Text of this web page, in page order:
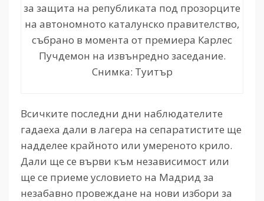
за защита на републиката под прозорците
на автономното каталунско правителство,
събрано в момента от премиера Карлес
Пучдемон на извънредно заседание.
Снимка: Туитър
Всичките последни дни наблюдателите
гадаеха дали в лагера на сепаратистите ще
надделее крайното или умереното крило.
Дали ще се върви към независимост или
ще се приеме условието на Мадрид за
незабавно провеждане на нови избори за